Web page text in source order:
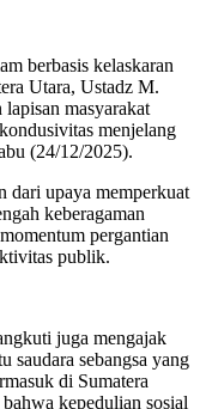
berbasis kelaskaran
Utara, Ustadz M.
masyarakat
menjelang
(24/12/2025).
dari upaya memperkuat
keberagaman
pergantian
publik.
juga mengajak
saudara sebangsa yang
di Sumatera
kepedulian sosial